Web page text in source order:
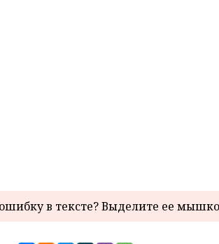
в тексте? Выделите ее